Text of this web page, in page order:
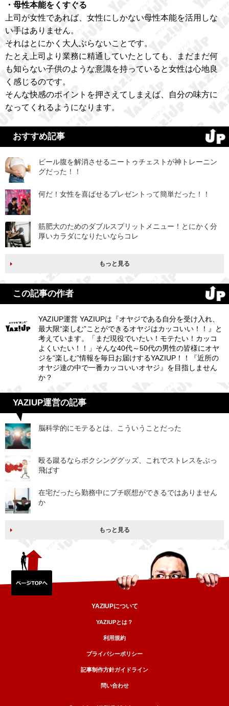
・母性本能をくすぐる
上司が女性であれば、女性にしかない母性本能を活用しな
い手はありません。
それはとにかく大人ぶらないことです。
たとえ上司より業務に精通していたとしても、まだまだ何
も知らない子供のような意識を持っていると女性は心地良
く感じるのです。
そんな快感のポイントを押さえてしまえば、自分の味方に
なってくれるようになります。
おすすめ記事
ビール腹を解消させるニートゥチェストが神トレーニン
グだった！！
何だ！女性を喜ばせるプレゼントって簡単だった！！
筋肥大のためのダブルスプリットメニュー！とにかく分
厚いカラダになりたいならコレ
もっと見る
この記事の作者
YAZIUP運営 YAZIUPは『オヤジである自分を受け入れ、
最大限“楽しむ”ことができるオヤジはカッコいい！！』と
考えています。「まだ現役でいたい！モテたい！カッコ
よくいたい！！」そんな40代～50代の男性の皆様にオヤ
ジを“楽しむ”情報を毎日お届けするYAZIUP！！『近所の
オヤジ達の中で一番カッコいいオヤジ』を目指しません
か？
YAZIUP運営の記事
脳科学的にモテるとは、こういうことだった
殴る蹴るならボクシンググッズ、これでストレスをぶっ
飛ばす
在宅だったら勤務中にプチ瞑想ができるではありません
か
もっと見る
YAZIUPについて
YAZIUPとは？
利用規約
プライバシーポリシー
記事制作方針ガイドライン
問い合わせ